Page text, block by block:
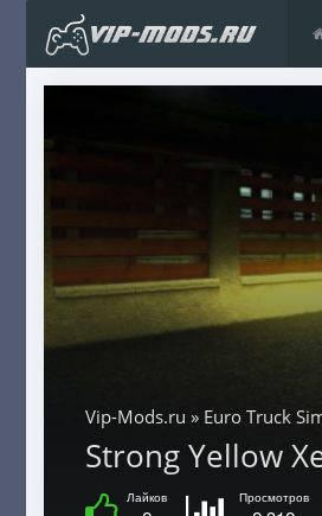
Vip-Mods.ru » Euro Truck
Strong Yellow
Лайков Просмотров